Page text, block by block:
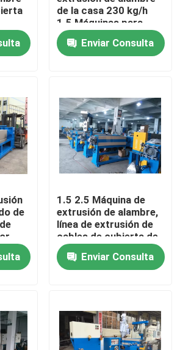
de alambre
de la casa 230 kg/h
1.5 Máquinas para
enrollar paquetes de
alta velocidad
Enviar Consulta
de
1.5 2.5 Máquina de
extrusión de alambre,
línea de extrusión de
cables de cubierta de
chaqueta
Enviar Consulta